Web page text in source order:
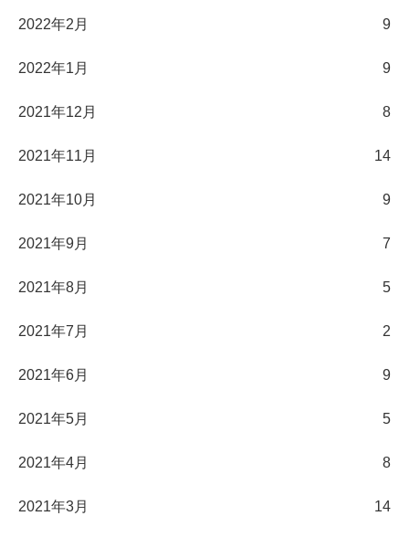
2022年2月 9
2022年1月 9
2021年12月 8
2021年11月 14
2021年10月 9
2021年9月 7
2021年8月 5
2021年7月 2
2021年6月 9
2021年5月 5
2021年4月 8
2021年3月 14